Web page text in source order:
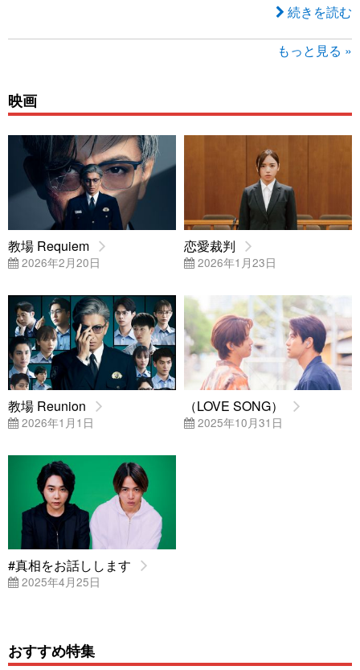
続きを読む
もっと見る »
映画
教場 Requiem
2026年2月20日
恋愛裁判
2026年1月23日
教場 Reunion
2026年1月1日
（LOVE SONG）
2025年10月31日
#真相をお話しします
2025年4月25日
おすすめ特集